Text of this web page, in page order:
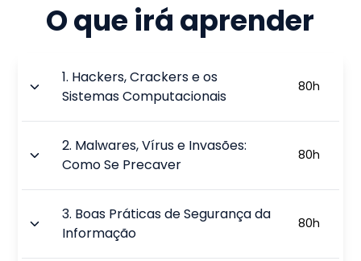
O que irá aprender
1. Hackers, Crackers e os
Sistemas Computacionais
80h
2. Malwares, Vírus e Invasões:
Como Se Precaver
80h
3. Boas Práticas de Segurança da
Informação
80h